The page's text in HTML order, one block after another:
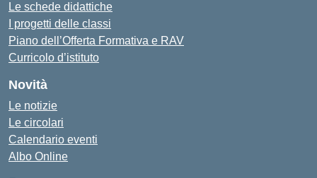
Le schede didattiche
I progetti delle classi
Piano dell’Offerta Formativa e RAV
Curricolo d’istituto
Novità
Le notizie
Le circolari
Calendario eventi
Albo Online